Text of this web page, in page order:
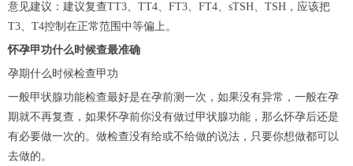
意见建议：建议复查TT3、TT4、FT3、FT4、sTSH、TSH，应该把
T3、T4控制在正常范围中等偏上。
怀孕甲功什么时候查最准确
孕期什么时候检查甲功
一般甲状腺功能检查最好是在孕前测一次，如果没有异常，一般在孕
期就不再复查，如果怀孕前你没有做过甲状腺功能，那么怀孕后还是
有必要做一次的。做检查没有给或不给做的说法，只要你想做都可以
去做的。